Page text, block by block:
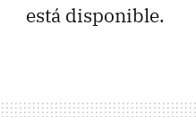
está disponible.